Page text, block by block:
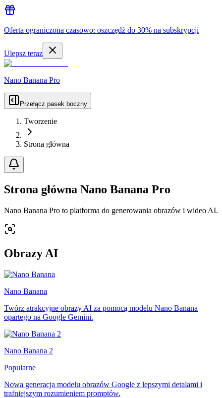
Oferta ograniczona czasowo: oszczędź do 30% na subskrypcji
Ulepsz teraz
Nano Banana Pro
Przełącz pasek boczny
Tworzenie
Strona główna
Strona główna Nano Banana Pro
Nano Banana Pro to platforma do generowania obrazów i wideo AI.
Obrazy AI
Nano Banana
Twórz atrakcyjne obrazy AI za pomocą modelu Nano Banana
opartego na Google Gemini.
Nano Banana 2
Popularne
Nowa generacja modelu obrazów Google z lepszymi detalami i
trafniejszym rozumieniem promptów.